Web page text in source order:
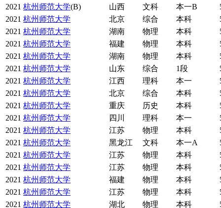
2021 杭州师范大学(B) 山西 文科 本一B
2021 杭州师范大学 北京 综合 本科
2021 杭州师范大学 湖南 物理 本科
2021 杭州师范大学 福建 物理 本科
2021 杭州师范大学 湖南 物理 本科
2021 杭州师范大学 山东 综合 1段
2021 杭州师范大学 江西 理科 本一
2021 杭州师范大学 北京 综合 本科
2021 杭州师范大学 重庆 历史 本科
2021 杭州师范大学 四川 理科 本一
2021 杭州师范大学 江苏 物理 本科
2021 杭州师范大学 黑龙江 文科 本一A
2021 杭州师范大学 江苏 物理 本科
2021 杭州师范大学 江苏 物理 本科
2021 杭州师范大学 福建 物理 本科
2021 杭州师范大学 江苏 物理 本科
2021 杭州师范大学 湖北 物理 本科